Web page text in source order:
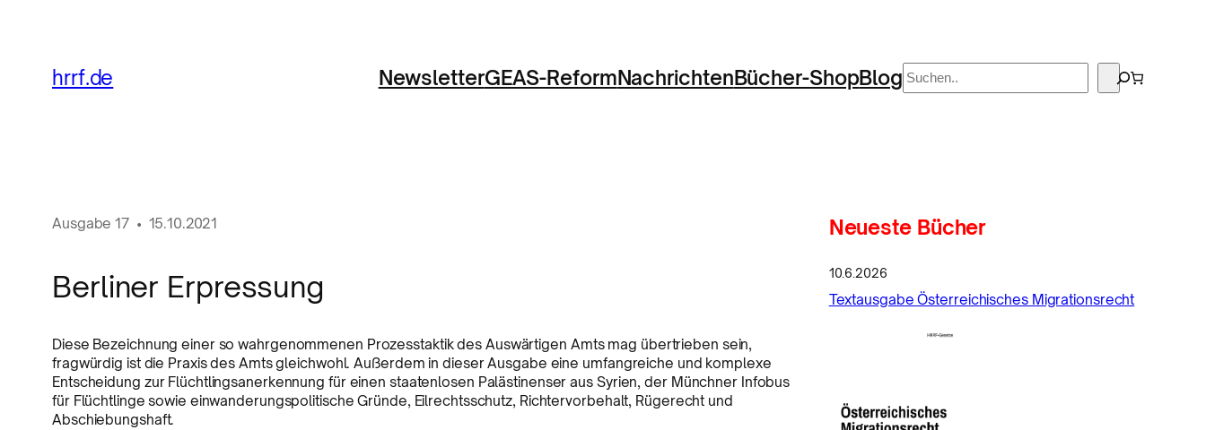
hrrf.de NewsletterGEAS-ReformNachrichtenBücher-ShopBlog Suchen
Ausgabe17 • 15.10.2021
Berliner Erpressung
Diese Bezeichnung einer so wahrgenommenen Prozesstaktik des Auswärtigen Amts mag übertrieben sein,
fragwürdig ist die Praxis des Amts gleichwohl. Außerdem in dieser Ausgabe eine umfangreiche und komplexe
Entscheidung zur Flüchtlingsanerkennung für einen staatenlosen Palästinenser aus Syrien, der Münchner Infobus
für Flüchtlinge sowie einwanderungspolitische Gründe, Eilrechtsschutz, Richtervorbehalt, Rügerecht und
Abschiebungshaft.
Neueste Bücher
10.6.2026
Textausgabe Österreichisches Migrationsrecht